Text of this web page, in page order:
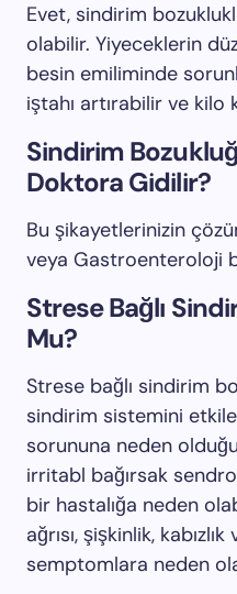
Evet, sindirim
olabilir. Yiyeceklerin
besin emiliminde
iştahı artırabilir ve kilo
Sindirim
Doktora Gidilir?
Bu şikayetlerinizin
veya Gastroenteroloji
Strese Bağlı
Mu?
Strese bağlı sindirim
sindirim sistemini
sorununa neden
irritabl bağırsak
bir hastalığa neden
ağrısı, şişkinlik,
semptomlara neden